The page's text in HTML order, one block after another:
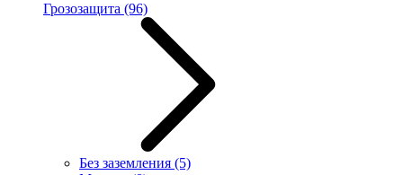
Грозозащита (96)
Без заземления (5)